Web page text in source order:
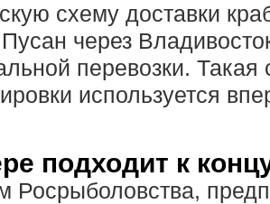
схему доставки
через
перевозки. Такая
используется
подходит к
Росрыболовства,